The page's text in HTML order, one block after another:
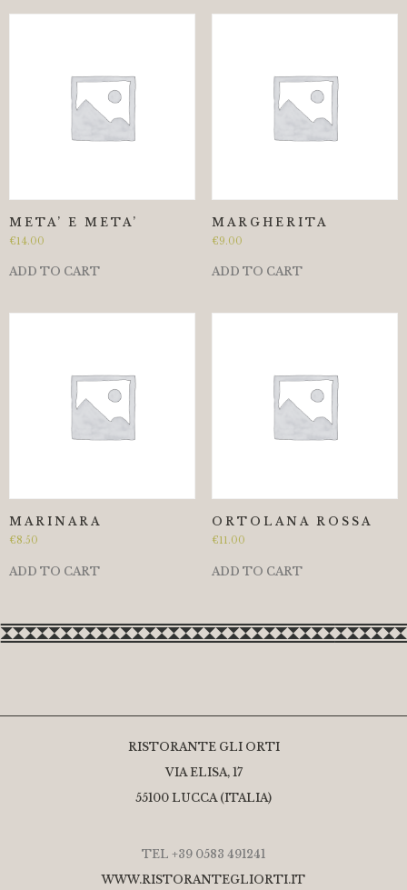
META’ E META’
€14.00
ADD TO CART
MARGHERITA
€9.00
ADD TO CART
MARINARA
€8.50
ADD TO CART
ORTOLANA ROSSA
€11.00
ADD TO CART
RISTORANTE GLI ORTI
VIA ELISA, 17
55100 LUCCA (ITALIA)
TEL +39 0583 491241
WWW.RISTORANTEGLIORTI.IT